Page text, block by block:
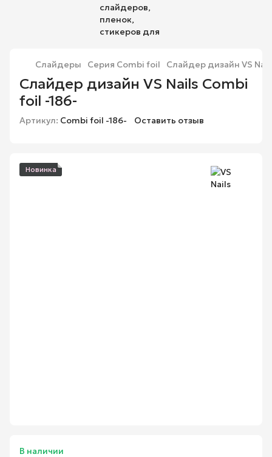
Слайдеры Серия Combi foil Слайдер дизайн VS
Слайдер дизайн VS Nails Combi
foil -186-
Артикул: Combi foil -186- Оставить отзыв
Новинка
В наличии